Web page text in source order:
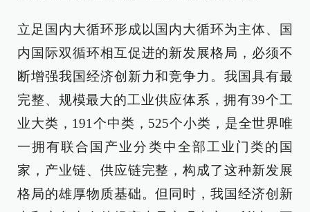
立足国内大循环形成以国内大循环为主体、国
内国际双循环相互促进的新发展格局，必须不
断增强我国经济创新力和竞争力。我国具有最
完整、规模最大的工业供应体系，拥有39个工
业大类，191个中类，525个小类，是全世界唯
一拥有联合国产业分类中全部工业门类的国
家，产业链、供应链完整，构成了这种新发展
格局的雄厚物质基础。但同时，我国经济创新